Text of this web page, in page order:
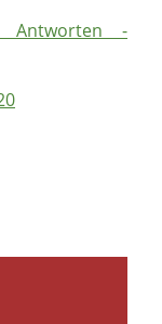
Antworten -